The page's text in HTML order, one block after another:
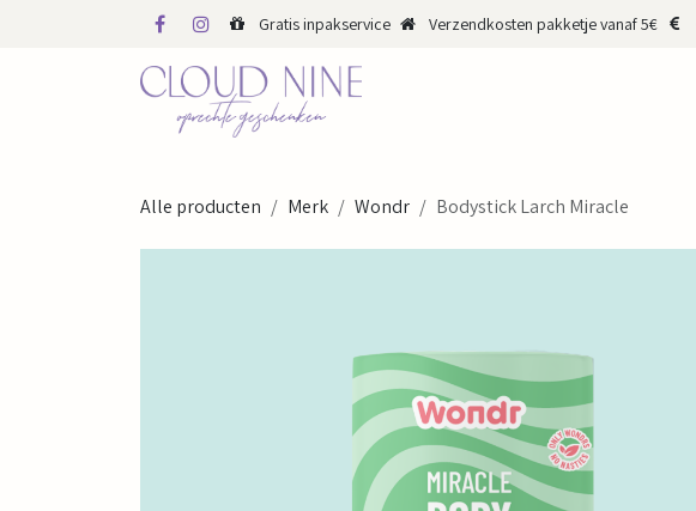
Overslaan naar inhoud Gratis inpakservice Verzendkosten pakketje vanaf 5€
Alle producten Merk Wondr Bodystick Larch Miracle